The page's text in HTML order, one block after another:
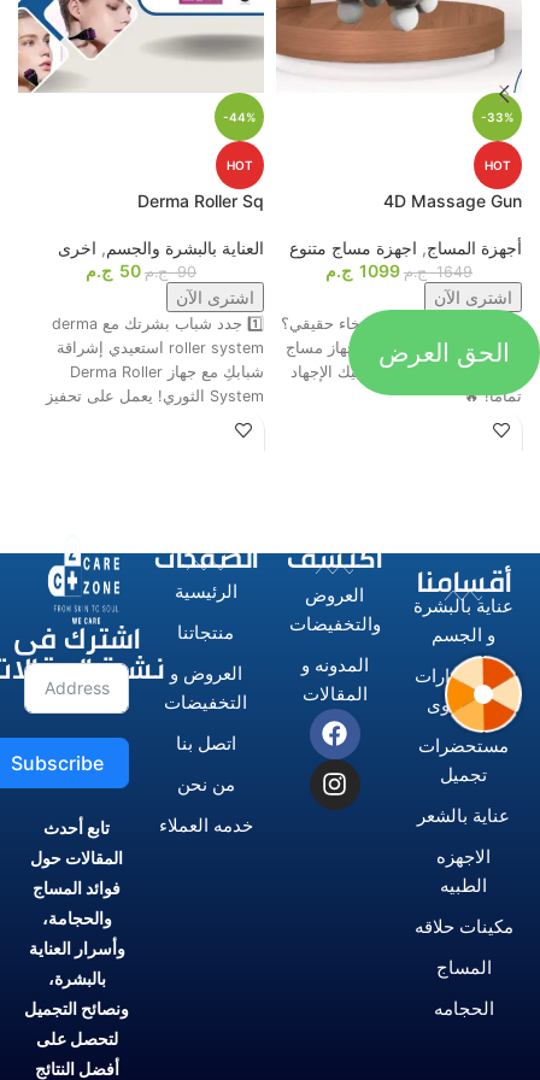
-33%
HOT
4D Massage Gun
أجهزة المساج, اجهزة مساج متنوع
1649 ج.م 1099 ج.م
اشترى الآن
جاهز تحول التعب لاسترخاء حقيقي؟
😍💆‍♂️ وأخيرًا، وصل أقوى جهاز مساج
رباعي الرؤوس اللي هينسيك الإجهاد
تمامًا! 🔥
-44%
HOT
Derma Roller Sq
العناية بالبشرة والجسم, اخرى
90 ج.م 50 ج.م
اشترى الآن
1️⃣ جدد شباب بشرتك مع derma
roller system استعيدي إشراقة
شبابكِ مع جهاز Derma Roller
System الثوري! يعمل على تحفيز
أقسامنا
عناية بالبشرة
و الجسم
الاستشوارات
و المكاوى
مستحضرات
تجميل
عناية بالشعر
الاجهزه
الطبيه
مكينات حلاقه
المساج
الحجامه
اكتشف
العروض
والتخفيضات
المدونه و
المقالات
الصفحات
الرئيسية
منتجاتنا
العروض و
التخفيضات
اتصل بنا
من نحن
خدمه العملاء
الحق العرض
اشترك فى
نشرة
Subscribe
تابع أحدث
المقالات حول
فوائد المساج
والحجامة،
وأسرار العناية
بالبشرة،
ونصائح التجميل
لتحصل على
أفضل النتائج